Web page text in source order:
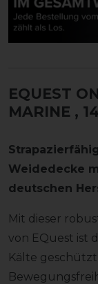
EQUEST
MARINE ,
Weidedecke
deutschen
Mit dieser
von EQuest ist
Kälte